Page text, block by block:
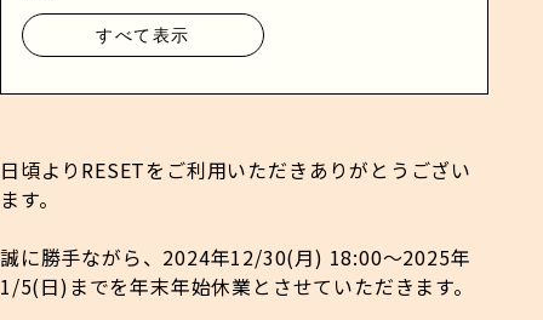
すべて表示
日頃よりRESETをご利用いただきありがとうござい
ます。
誠に勝手ながら、2024年12/30(月) 18:00〜2025年
1/5(日)までを年末年始休業とさせていただきます。